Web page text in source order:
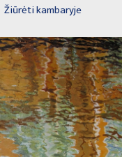
Žiūrėti kambaryje